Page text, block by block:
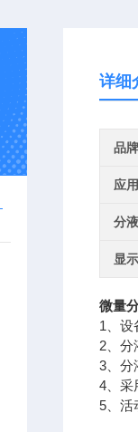
详细
品牌
应
分
显
微量
1、设
2、分
3、分
4、采
5、活